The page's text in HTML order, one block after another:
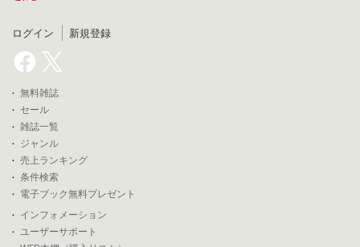
ログイン 新規登録
無料雑誌
セール
雑誌一覧
ジャンル
売上ランキング
条件検索
電子ブック無料プレゼント
インフォメーション
ユーザーサポート